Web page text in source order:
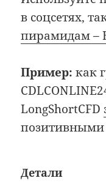
в соцсетях,
пирамидам –
Пример: как
LongShortCFD
Детали